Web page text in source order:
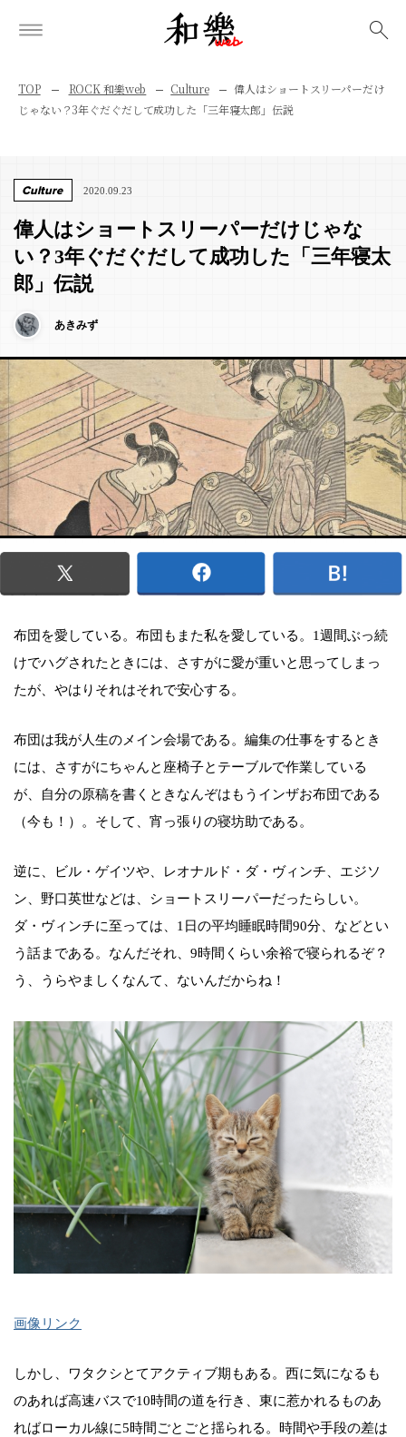
TOP ROCK 和樂web Culture
偉人はショートスリーパーだけ
じゃない？3年ぐだぐだして成功した「三年寝太郎」伝説
Culture 2020.09.23
偉人はショートスリーパーだけじゃな
い？3年ぐだぐだして成功した「三年寝太
郎」伝説
あきみず
布団を愛している。布団もまた私を愛している。1週間ぶっ続
けでハグされたときには、さすがに愛が重いと思ってしまっ
たが、やはりそれはそれで安心する。
布団は我が人生のメイン会場である。編集の仕事をするとき
には、さすがにちゃんと座椅子とテーブルで作業している
が、自分の原稿を書くときなんぞはもうインザお布団である
（今も！）。そして、宵っ張りの寝坊助である。
逆に、ビル・ゲイツや、レオナルド・ダ・ヴィンチ、エジソ
ン、野口英世などは、ショートスリーパーだったらしい。
ダ・ヴィンチに至っては、1日の平均睡眠時間90分、などとい
う話まである。なんだそれ、9時間くらい余裕で寝られるぞ？
う、うらやましくなんて、ないんだからね！
画像リンク
しかし、ワタクシとてアクティブ期もある。西に気になるも
のあれば高速バスで10時間の道を行き、東に惹かれるものあ
ればローカル線に5時間ごとごと揺られる。時間や手段の差は